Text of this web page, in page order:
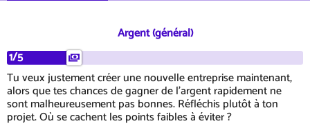
Argent (général)
1/5
Tu veux justement créer une nouvelle entreprise maintenant,
alors que tes chances de gagner de l'argent rapidement ne
sont malheureusement pas bonnes. Réfléchis plutôt à ton
projet. Où se cachent les points faibles à éviter ?